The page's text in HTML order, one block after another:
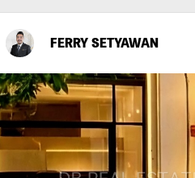
FERRY SETYAWAN